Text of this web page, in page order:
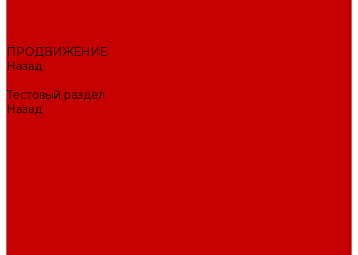
ПРОДВИЖЕНИЕ
Назад
Тестовый раздел
Назад